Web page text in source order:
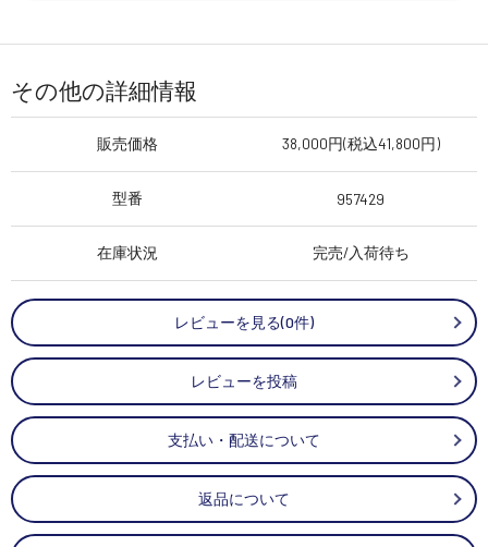
その他の詳細情報
販売価格 38,000円(税込41,800円)
型番 957429
在庫状況 完売/入荷待ち
レビューを見る(0件)
レビューを投稿
支払い・配送について
返品について